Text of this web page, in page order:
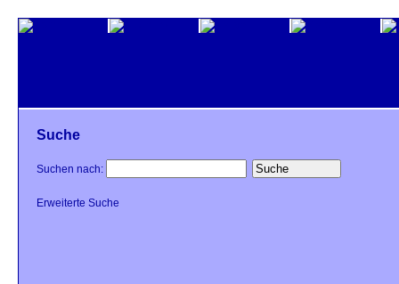
Suche
Suchen nach:
Erweiterte Suche